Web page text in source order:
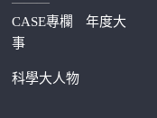
CASE專欄
年度大
事
科學大人物